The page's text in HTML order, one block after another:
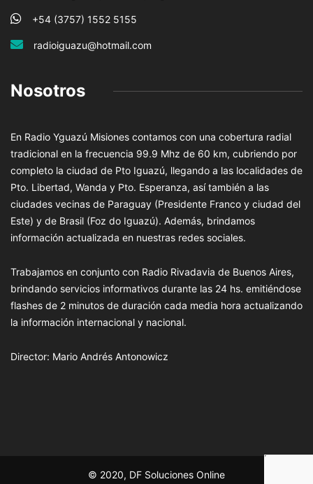
+54 (3757) 1552 5155
radioiguazu@hotmail.com
Nosotros
En Radio Yguazú Misiones contamos con una cobertura radial
tradicional en la frecuencia 99.9 Mhz de 60 km, cubriendo por
completo la ciudad de Pto Iguazú, llegando a las localidades de
Pto. Libertad, Wanda y Pto. Esperanza, así también a las
ciudades vecinas de Paraguay (Presidente Franco y ciudad del
Este) y de Brasil (Foz do Iguazú). Además, brindamos
información actualizada en nuestras redes sociales.
Trabajamos en conjunto con Radio Rivadavia de Buenos Aires,
brindando servicios informativos durante las 24 hs. emitiéndose
flashes de 2 minutos de duración cada media hora actualizando
la información internacional y nacional.
Director: Mario Andrés Antonowicz
© 2020, DF Soluciones Online